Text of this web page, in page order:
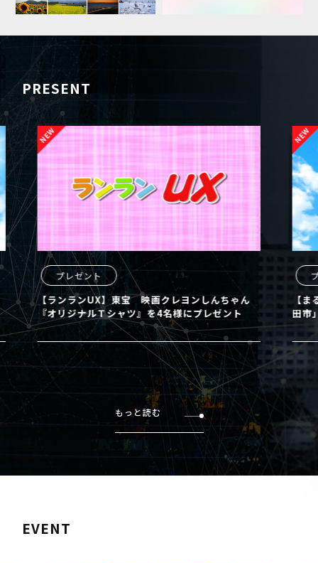
PRESENT
プレゼント
【ランランUX】東宝 映画クレヨンしんちゃん
『オリジナルＴシャツ』を4名様にプレゼント
プレ
【まる
田市」
もっと読む
EVENT